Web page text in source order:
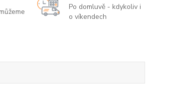
Po domluvě - kdykoliv i
o víkendech